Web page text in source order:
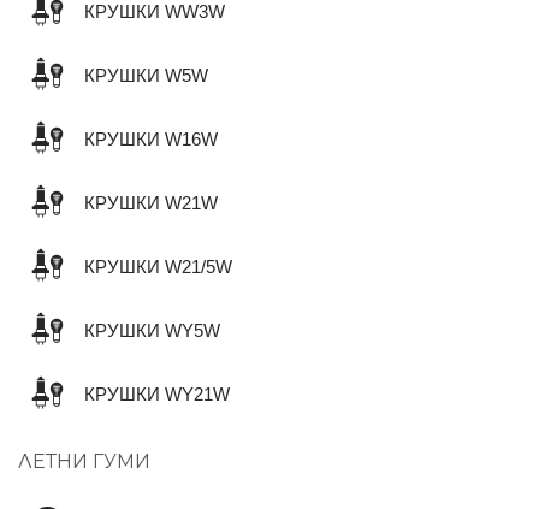
КРУШКИ WW3W
КРУШКИ W5W
КРУШКИ W16W
КРУШКИ W21W
КРУШКИ W21/5W
КРУШКИ WY5W
КРУШКИ WY21W
ЛЕТНИ ГУМИ